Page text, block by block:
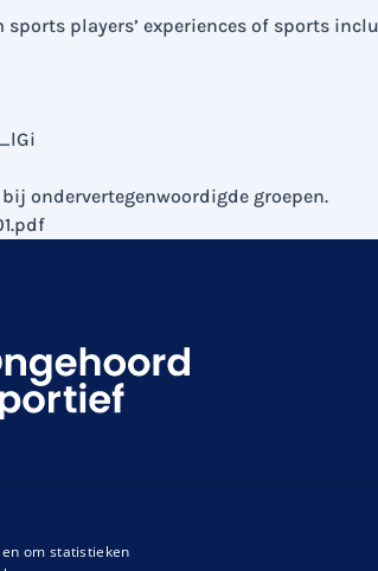
players’ experiences of sports
ondervertegenwoordigde groepen.
om statistieken